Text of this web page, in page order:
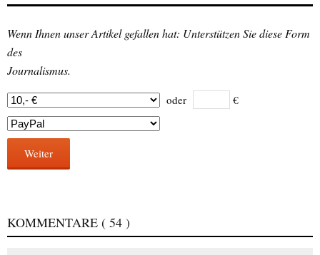
Wenn Ihnen unser Artikel gefallen hat: Unterstützen Sie diese Form
des
Journalismus.
oder €
Weiter
KOMMENTARE ( 54 )